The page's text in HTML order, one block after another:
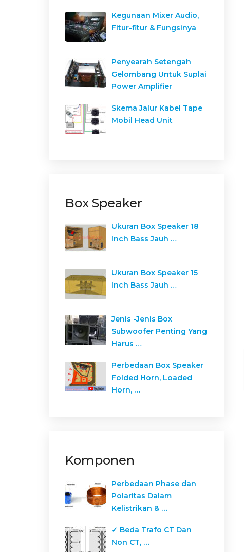
Kegunaan Mixer Audio,
Fitur-fitur & Fungsinya
Penyearah Setengah
Gelombang Untuk Suplai
Power Amplifier
Skema Jalur Kabel Tape
Mobil Head Unit
Box Speaker
Ukuran Box Speaker 18
Inch Bass Jauh …
Ukuran Box Speaker 15
Inch Bass Jauh …
Jenis -Jenis Box
Subwoofer Penting Yang
Harus …
Perbedaan Box Speaker
Folded Horn, Loaded
Horn, …
Komponen
Perbedaan Phase dan
Polaritas Dalam
Kelistrikan & …
✓ Beda Trafo CT Dan
Non CT, …